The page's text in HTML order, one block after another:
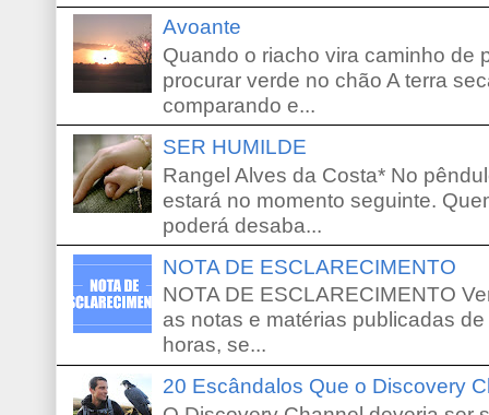
Avoante
Quando o riacho vira caminho de
procurar verde no chão A terra
comparando e...
SER HUMILDE
Rangel Alves da Costa* No
estará no momento seguinte.
poderá desaba...
NOTA DE ESCLARECIMENTO
NOTA DE ESCLARECIMENTO
as notas e matérias publicadas
horas, se...
20 Escândalos Que o Discovery